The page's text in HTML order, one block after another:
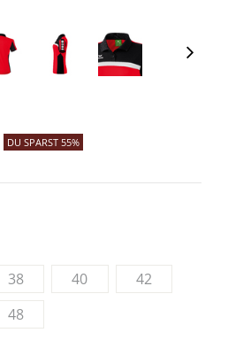
DU SPARST 55%
38 40
42
48